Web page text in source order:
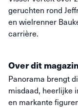
geruchten rond
en wielrenner
carrière.
Over dit
Panorama brengt
misdaad, heerlijke
en markante